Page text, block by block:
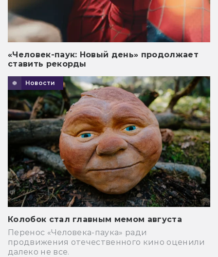
«Человек-паук: Новый день» продолжает
ставить рекорды
Новости
Колобок стал главным мемом августа
Перенос «Человека-паука» ради
продвижения отечественного кино оценили
далеко не все.